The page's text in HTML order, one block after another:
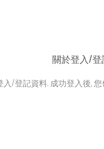
關於登入/登
/登記資料. 成功登入後,